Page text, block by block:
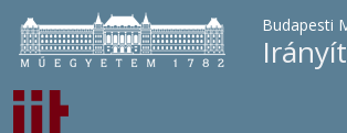
Budapesti